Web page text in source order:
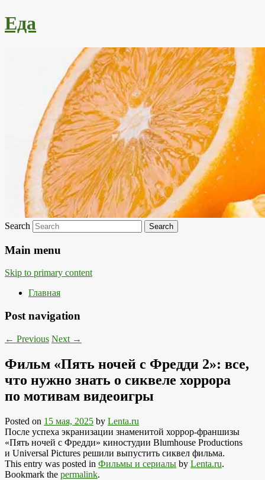
Еда
Search
Main menu
Skip to primary content
Главная
Post navigation
← Previous Next →
Фильм «Пять ночей с Фредди 2»: все,
что нужно знать о сиквеле хоррора
по мотивам видеоигры
Posted on 15 мая, 2025 by Lenta.ru
После успеха экранизации знаменитой хоррор-франшизы
«Пять ночей с Фредди» киностудии Blumhouse Productions
и Universal Pictures решили выпустить сиквел фильма.
This entry was posted in Фильмы и сериалы by Lenta.ru.
Bookmark the permalink.